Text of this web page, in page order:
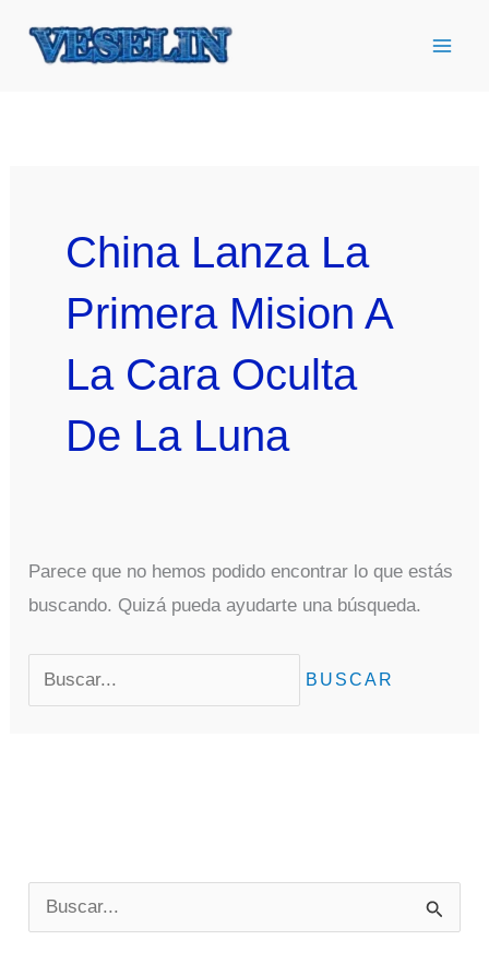
China Lanza La
Primera Mision A
La Cara Oculta
De La Luna
Parece que no hemos podido encontrar lo que estás
buscando. Quizá pueda ayudarte una búsqueda.
Buscar
por:
u